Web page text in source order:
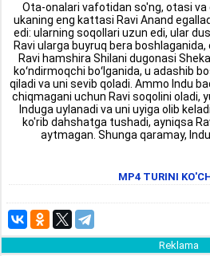
Ota-onalari vafotidan so'ng, otasi
ukaning eng kattasi Ravi Anand
edi: ularning soqollari uzun edi, ular
Ravi ularga buyruq bera boshlaganida,
Ravi hamshira Shilani dugonasi
koʻndirmoqchi boʻlganida, u adashib
qiladi va uni sevib qoladi. Ammo Indu
chiqmagani uchun Ravi soqolini oladi,
Induga uylanadi va uni uyiga olib
ko'rib dahshatga tushadi, ayniqsa
aytmagan. Shunga qaramay,
MP4 TURINI
Reklama